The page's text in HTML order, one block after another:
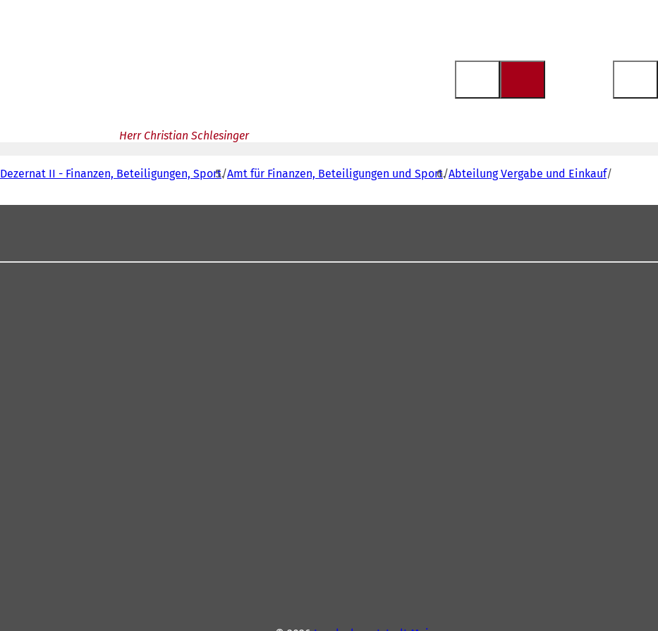
Herr Christian Schlesinger
Dezernat II - Finanzen, Beteiligungen, Sport Amt für Finanzen, Beteiligungen und Sport Abteilung Vergabe und Einkauf